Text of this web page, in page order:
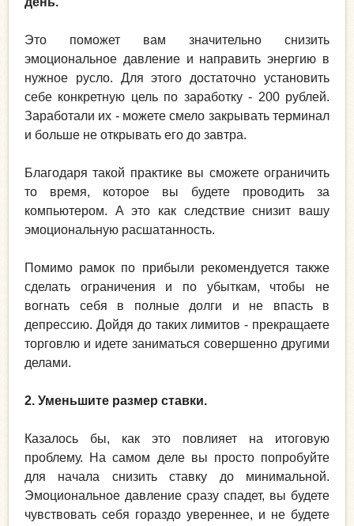
Это поможет вам значительно снизить
эмоциональное давление и направить энергию в
нужное русло. Для этого достаточно установить
себе конкретную цель по заработку - 200 рублей.
Заработали их - можете смело закрывать терминал
и больше не открывать его до завтра.
Благодаря такой практике вы сможете ограничить
то время, которое вы будете проводить за
компьютером. А это как следствие снизит вашу
эмоциональную расшатанность.
Помимо рамок по прибыли рекомендуется также
сделать ограничения и по убыткам, чтобы не
вогнать себя в полные долги и не впасть в
депрессию. Дойдя до таких лимитов - прекращаете
торговлю и идете заниматься совершенно другими
делами.
2. Уменьшите размер ставки.
Казалось бы, как это повлияет на итоговую
проблему. На самом деле вы просто попробуйте
для начала снизить ставку до минимальной.
Эмоциональное давление сразу спадет, вы будете
чувствовать себя гораздо увереннее, и не будете